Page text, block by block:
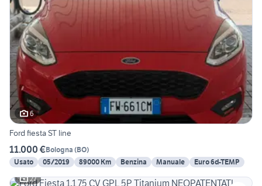
6
Ford fiesta ST line
11.000 €Bologna (BO)
Usato
05/2019 89000 Km Benzina Manuale
Euro 6d-TEMP
27